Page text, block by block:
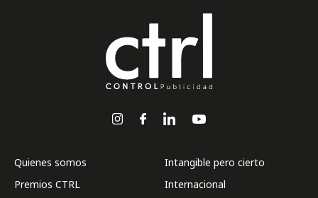
Quienes somos
Premios CTRL
Intangible pero cierto
Internacional